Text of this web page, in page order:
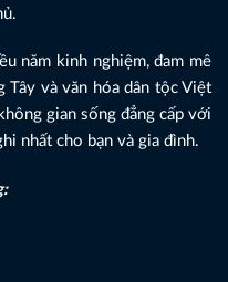
năm kinh nghiệm, đam mê
Tây và văn hóa dân tộc Việt
gian sống đẳng cấp với
nhất cho bạn và gia đình.